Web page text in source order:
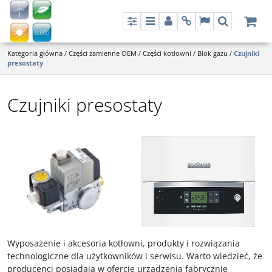
PanelMenuPanelInfoLangSzukaj
Kategoria główna / Części zamienne OEM / Części kotłowni / Blok gazu / Czujniki
presostaty
Czujniki presostaty
Wyposażenie i akcesoria kotłowni, produkty i rozwiązania
technologiczne dla użytkowników i serwisu. Warto wiedzieć, że
producenci posiadają w ofercie urządzenia fabrycznie